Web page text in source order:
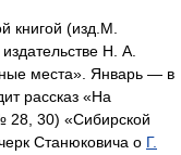
книгой (изд.М.
Н. А.
места». Январь — в
рассказ «На
30) «Сибирской
Станюковича о Г.